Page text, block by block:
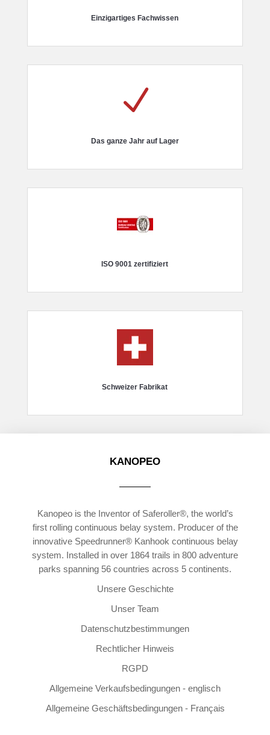
Einzigartiges Fachwissen
N
Das ganze Jahr auf Lager
ISO 9001 zertifiziert
Schweizer Fabrikat
KANOPEO
Kanopeo is the Inventor of Saferoller®, the world’s
first rolling continuous belay system. Producer of the
innovative Speedrunner® Kanhook continuous belay
system. Installed in over 1864 trails in 800 adventure
parks spanning 56 countries across 5 continents.
Unsere Geschichte
Unser Team
Datenschutzbestimmungen
Rechtlicher Hinweis
RGPD
Allgemeine Verkaufsbedingungen - englisch
Allgemeine Geschäftsbedingungen - Français